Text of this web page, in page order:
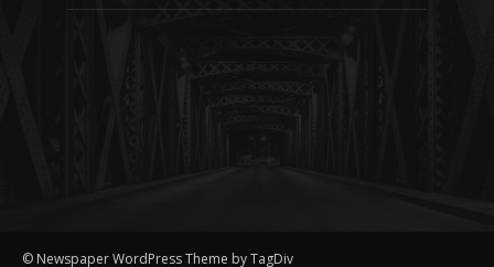
© Newspaper WordPress Theme by TagDiv